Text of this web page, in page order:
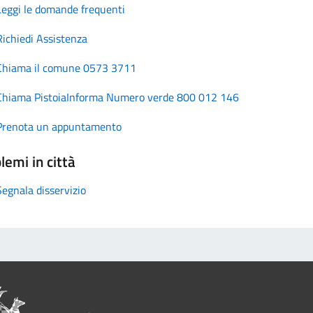
le domande frequenti
Assistenza
il comune 0573 3711
PistoiaInforma Numero verde 800 012 146
un appuntamento
in città
disservizio